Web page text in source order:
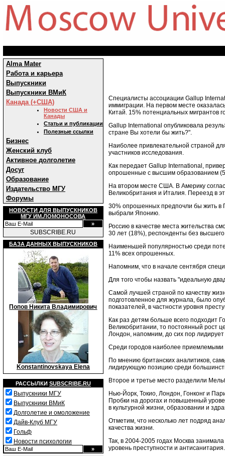
Alma Mater
Работа и карьера
Выпускники
Выпускники ВМиК
Канада (+США)
Новости США и
Канады
Статьи и публикации
Полезные ссылки
Бизнес
Женский клуб
Активное долголетие
Досуг
Образование
Издательство МГУ
Форумы
НОВОСТИ ДЛЯ ВЫПУСКНИКОВ
МГУ ИМ.ЛОМОНОСОВА
SUBSCRIBE.RU
БАЗА ДАННЫХ ВЫПУСКНИКОВ
Попов Никита Владимирович
Konstantinovskaya Elena
РАССЫЛКИ SUBSCRIBE.RU
Выпускники МГУ
Выпускники ВМиК
Долголетие и омоложение
Дайв-Клуб МГУ
Гольф
Новости психологии
Специалисты ассоциации Gallup
иммиграции. На первом месте
Китай. 15% потенциальных мигрантов
Gallup International опубликовала
стране Вы хотели бы жить?".
Наиболее привлекательной страной
участников исследования.
Как передает Gallup International,
опрошенные с высшим образованием
На втором месте США. В Америку
Великобритания и Италия. Переезд в
30% опрошенных предпочли бы жить в
выбрали Японию.
Россию в качестве места жительства
30 лет (18%), респонденты без
Наименьшей популярностью среди
11% всех опрошенных.
Напомним, что в начале сентября
Для того чтобы назвать "идеальную
Самой лучшей страной по качеству
подготовленное для журнала, было
показателей, в частности уровня
Как раз детям больше всего подходит
Великобритании, то постоянный рост
Лондон, напомним, до сих пор
Среди городов наиболее
По мнению британских аналитиков,
лидирующую позицию среди
Второе и третье место разделили
Нью-Йорк, Токио, Лондон, Гонконг и
Пробки на дорогах и повышенный
в культурной жизни, образовании и
Отметим, что несколько лет подряд
качества жизни.
Так, в 2004-2005 годах Москва
уровень преступности и антисанитария.